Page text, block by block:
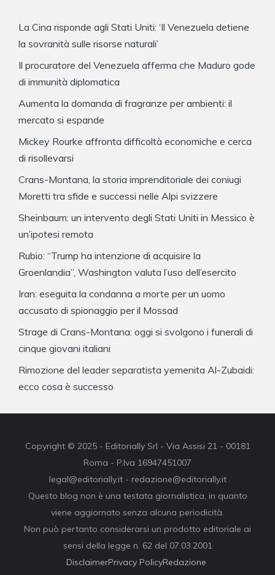
La Cina risponde agli Stati Uniti: ‘Il Venezuela detiene
la sovranità sulle risorse naturali’
Il procuratore del Venezuela afferma che Maduro gode
di immunità diplomatica
Aumenta la domanda di fragranze per ambienti: il
mercato si espande
Mickey Rourke affronta difficoltà economiche e cerca
di risollevarsi
Crans-Montana, la storia imprenditoriale dei coniugi
Moretti tra sfide e successi nelle Alpi svizzere
Sheinbaum: un intervento degli Stati Uniti in Messico è
un’ipotesi remota
Rubio: “Trump ha intenzione di acquisire la
Groenlandia”, Washington valuta l’uso dell’esercito
Iran: eseguita la condanna a morte per un uomo
accusato di spionaggio per il Mossad
Strage di Crans-Montana: oggi si svolgono i funerali di
cinque giovani italiani
Rimozione del leader separatista yemenita Al-Zubaidi:
ecco cosa è successo
Copyright © 2025 - Editorially Srl - Via Assisi 21 - 00181
Roma - P.Iva 16947451007
legal@editorially.it - redazione@editorially.it
Questo blog non è una testata giornalistica, in quanto
viene aggiornato senza alcuna periodicità.
Non può pertanto considerarsi un prodotto editoriale ai
sensi della legge n. 62 del 07.03.2001
DisclaimerPrivacy PolicyRedazione